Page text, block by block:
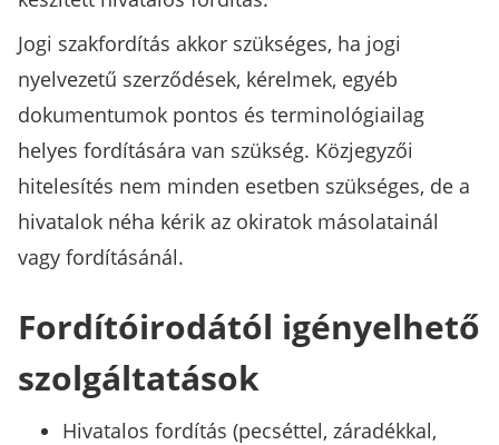
Jogi szakfordítás akkor szükséges, ha jogi
nyelvezetű szerződések, kérelmek, egyéb
dokumentumok pontos és terminológiailag
helyes fordítására van szükség. Közjegyzői
hitelesítés nem minden esetben szükséges, de a
hivatalok néha kérik az okiratok másolatainál
vagy fordításánál.
Fordítóirodától igényelhető
szolgáltatások
Hivatalos fordítás (pecséttel, záradékkal,